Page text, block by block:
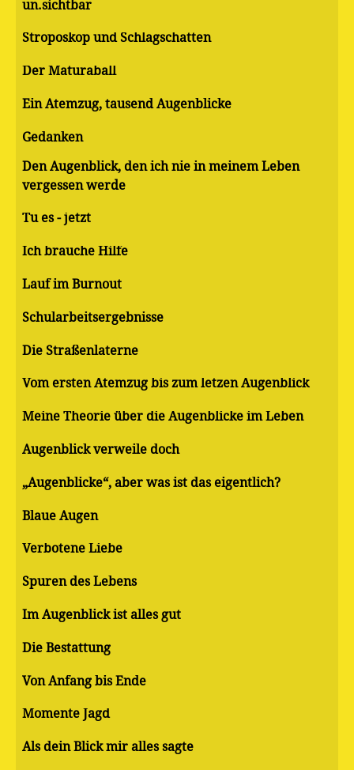
un.sichtbar
Stroposkop und Schlagschatten
Der Maturaball
Ein Atemzug, tausend Augenblicke
Gedanken
Den Augenblick, den ich nie in meinem Leben
vergessen werde
Tu es - jetzt
Ich brauche Hilfe
Lauf im Burnout
Schularbeitsergebnisse
Die Straßenlaterne
Vom ersten Atemzug bis zum letzen Augenblick
Meine Theorie über die Augenblicke im Leben
Augenblick verweile doch
„Augenblicke“, aber was ist das eigentlich?
Blaue Augen
Verbotene Liebe
Spuren des Lebens
Im Augenblick ist alles gut
Die Bestattung
Von Anfang bis Ende
Momente Jagd
Als dein Blick mir alles sagte